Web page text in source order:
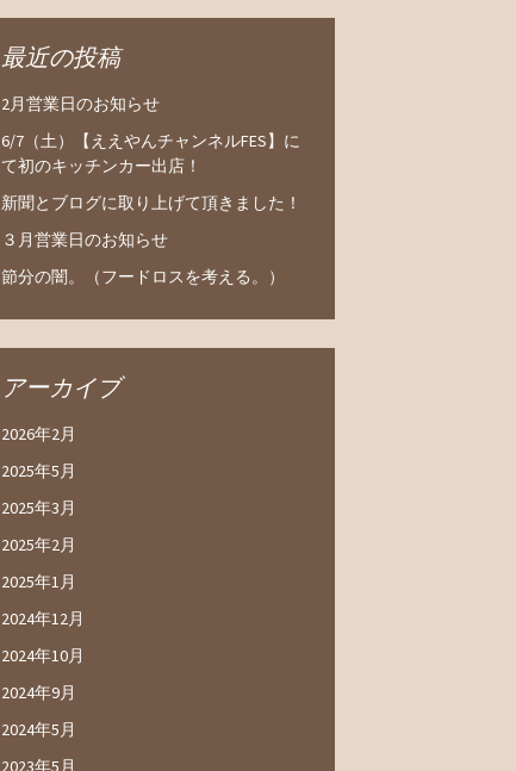
最近の投稿
2月営業日のお知らせ
6/7（土）【ええやんチャンネルFES】に
て初のキッチンカー出店！
新聞とブログに取り上げて頂きました！
３月営業日のお知らせ
節分の闇。（フードロスを考える。）
アーカイブ
2026年2月
2025年5月
2025年3月
2025年2月
2025年1月
2024年12月
2024年10月
2024年9月
2024年5月
2023年5月